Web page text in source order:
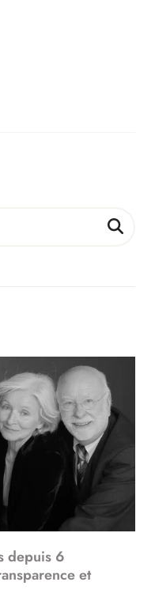
depuis 6
et